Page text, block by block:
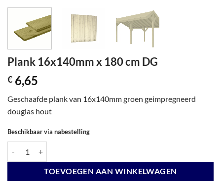
Plank 16x140mm x 180 cm DG
€ 6,65
Geschaafde plank van 16x140mm groen geimpregneerd
douglas hout
Beschikbaar via nabestelling
TOEVOEGEN AAN WINKELWAGEN